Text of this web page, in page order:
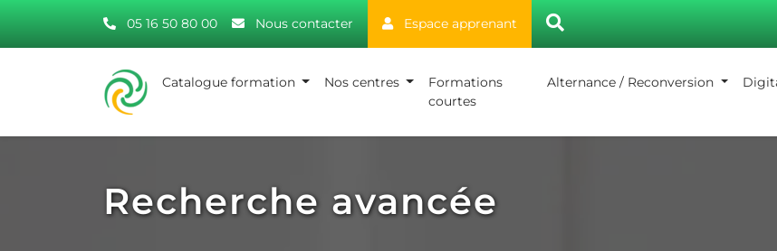
05 16 50 80 00 Nous contacter Espace apprenant
Catalogue formation Nos centres
Formations
courtes
Alternance / Reconversion
Recherche avancée